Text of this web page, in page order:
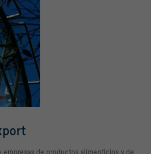
empresas de productos alimenticios y de